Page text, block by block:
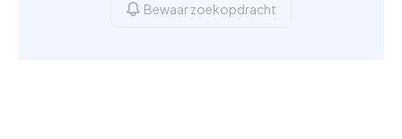
Bewaar zoekopdracht